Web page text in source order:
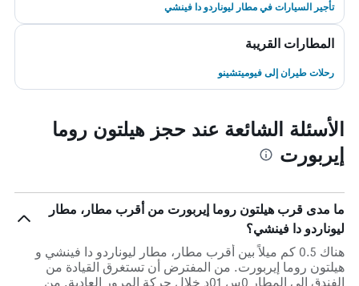
تأجير السيارات في مطار ليوناردو دا فينشي
المطارات القريبة
رحلات طيران إلى فيوميتشينو
الأسئلة الشائعة عند حجز هيلتون روما
إيربورت
ما مدى قرب هيلتون روما إيربورت من أقرب مطار، مطار
ليوناردو دا فينشي؟
هناك 0.5 كم ميلاً بين أقرب مطار، مطار ليوناردو دا فينشي و
هيلتون روما إيربورت. من المفترض أن تستغرق القيادة من
الفندق إلى المطار 0س 01د خلال حركة المرور العادية. من